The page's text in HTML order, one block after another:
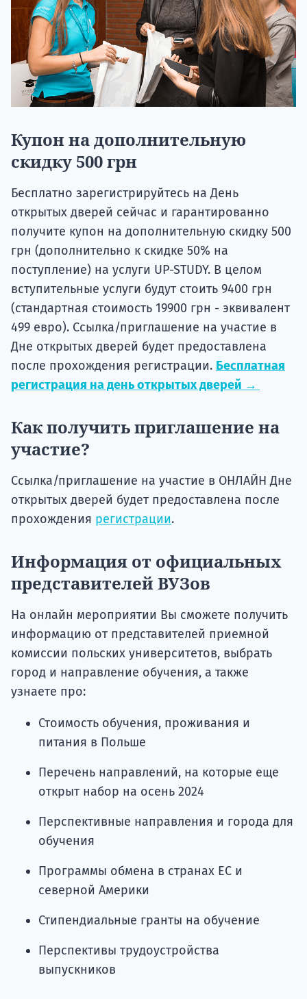
Купон на дополнительную
скидку 500 грн
Бесплатно зарегистрируйтесь на День
открытых дверей сейчас и гарантированно
получите купон на дополнительную скидку 500
грн (дополнительно к скидке 50% на
поступление) на услуги UP-STUDY. В целом
вступительные услуги будут стоить 9400 грн
(стандартная стоимость 19900 грн - эквивалент
499 евро). Ссылка/приглашение на участие в
Дне открытых дверей будет предоставлена
после прохождения регистрации. Бесплатная
регистрация на день открытых дверей →
Как получить приглашение на
участие?
Ссылка/приглашение на участие в ОНЛАЙН Дне
открытых дверей будет предоставлена после
прохождения регистрации.
Информация от официальных
представителей ВУЗов
На онлайн мероприятии Вы сможете получить
информацию от представителей приемной
комиссии польских университетов, выбрать
город и направление обучения, а также
узнаете про:
Стоимость обучения, проживания и
питания в Польше
Перечень направлений, на которые еще
открыт набор на осень 2024
Перспективные направления и города для
обучения
Программы обмена в странах ЕС и
северной Америки
Стипендиальные гранты на обучение
Перспективы трудоустройства
выпускников